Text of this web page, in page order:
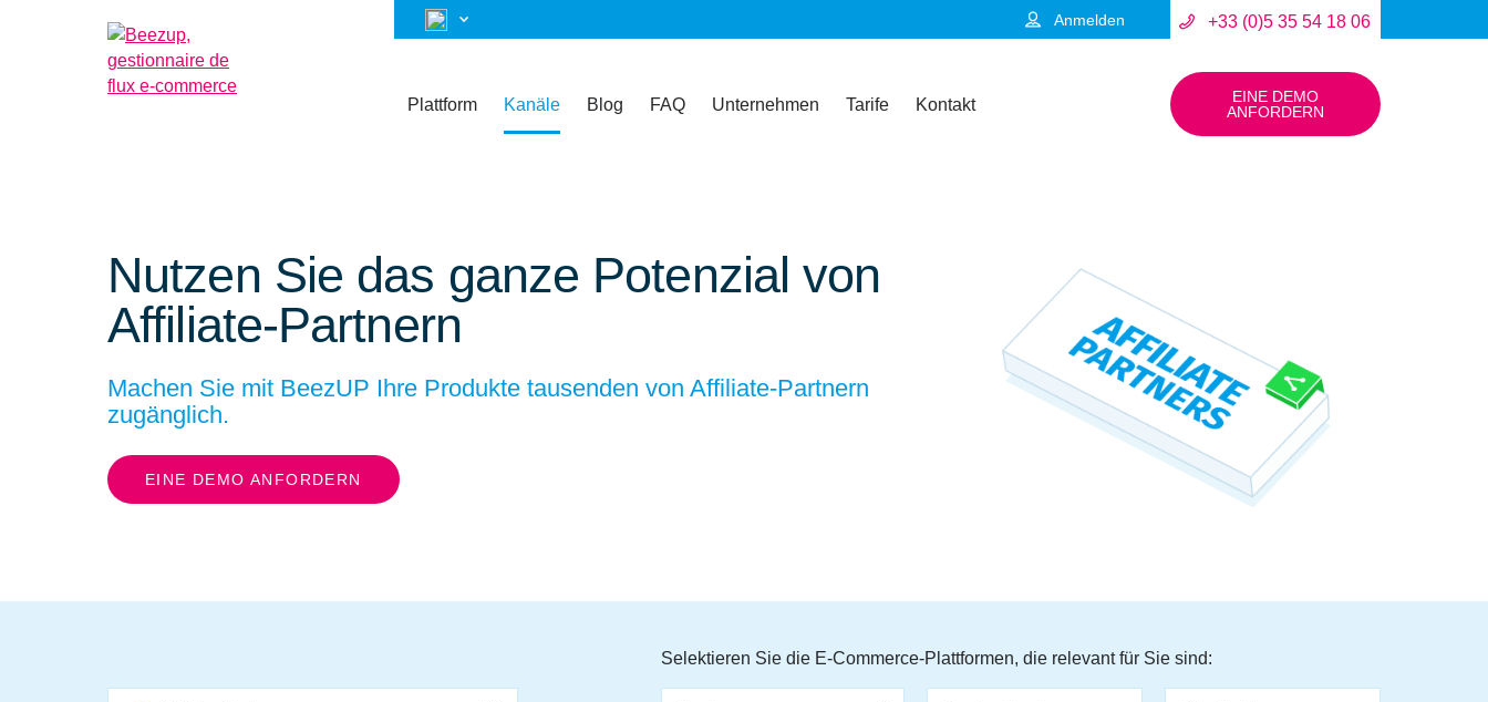
Anmelden +33 (0)5 35 54 18 06
Plattform Kanäle Blog FAQ Unternehmen Tarife Kontakt
EINE DEMO
ANFORDERN
Nutzen Sie das ganze Potenzial von
Affiliate-Partnern
Machen Sie mit BeezUP Ihre Produkte tausenden von Affiliate-Partnern
zugänglich.
EINE DEMO ANFORDERN
Selektieren Sie die E-Commerce-Plattformen, die relevant für Sie sind: